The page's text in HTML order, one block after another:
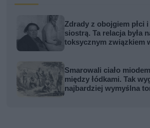
Zdrady z obojgiem płci
siostrą. Ta relacja była
toksycznym związkiem
Smarowali ciało
między łódkami. Tak
najbardziej wymyślna